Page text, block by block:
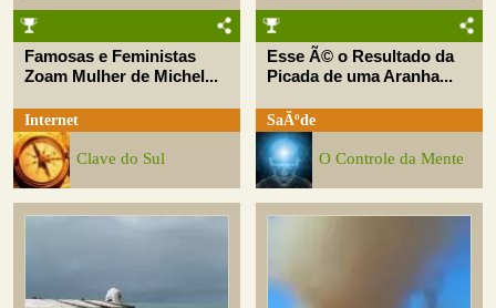
Famosas e Feministas
Zoam Mulher de Michel...
Internet
Clave do Sul
Esse Ã© o Resultado da
Picada de uma Aranha...
SaÃºde
O Controle da Mente